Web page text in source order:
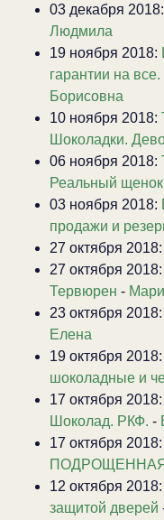
03 декабря 2018:
Людмила
19 ноября 2018:
гарантии на
Борисовна
10 ноября 2018:
Шоколадки.
06 ноября 2018:
Реальный
03 ноября 2018:
продажи и
27 октября 2018:
27 октября 2018:
Тервюрен -
23 октября 2018:
Елена
19 октября 2018:
шоколадные и
17 октября 2018:
Шоколад. РКФ. -
17 октября 2018:
12 октября 2018:
защитой дверей